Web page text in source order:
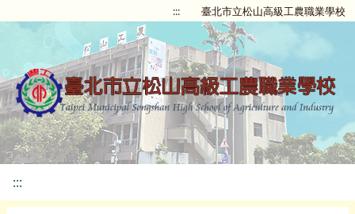
::: 臺北市立松山高級工農職業學校
:::